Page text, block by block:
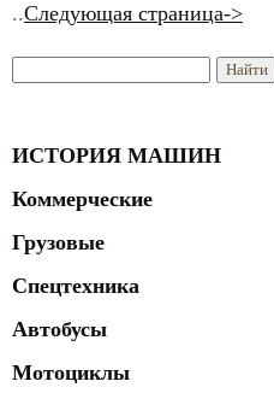
..Следующая страница->
ИСТОРИЯ МАШИН
Коммерческие
Грузовые
Спецтехника
Автобусы
Мотоциклы